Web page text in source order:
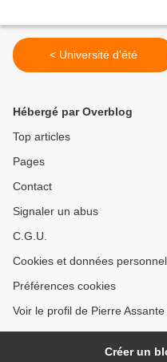
< Université d'été
Hébergé par Overblog
Top articles
Pages
Contact
Signaler un abus
C.G.U.
Cookies et données
Préférences cookies
Voir le profil de Pierre
Créer un